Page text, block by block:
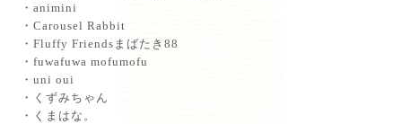
⁡・animini⁡
⁡・Carousel Rabbit⁡
⁡・Fluffy Friendsまばたき88⁡
⁡・fuwafuwa mofumofu⁡
⁡・uni oui⁡
⁡・くずみちゃん⁡
⁡・くまはな。⁡